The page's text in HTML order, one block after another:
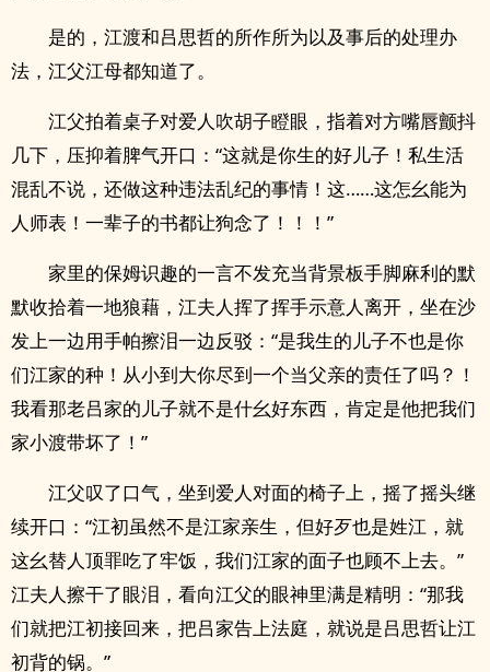
是的，江渡和吕思哲的所作所为以及事后的处理办
法，江父江母都知道了。
江父拍着桌子对爱人吹胡子瞪眼，指着对方嘴唇颤抖
几下，压抑着脾气开口：“这就是你生的好儿子！私生活
混乱不说，还做这种违法乱纪的事情！这……这怎幺能为
人师表！一辈子的书都让狗念了！！！”
家里的保姆识趣的一言不发充当背景板手脚麻利的默
默收拾着一地狼藉，江夫人挥了挥手示意人离开，坐在沙
发上一边用手帕擦泪一边反驳：“是我生的儿子不也是你
们江家的种！从小到大你尽到一个当父亲的责任了吗？！
我看那老吕家的儿子就不是什幺好东西，肯定是他把我们
家小渡带坏了！”
江父叹了口气，坐到爱人对面的椅子上，摇了摇头继
续开口：“江初虽然不是江家亲生，但好歹也是姓江，就
这幺替人顶罪吃了牢饭，我们江家的面子也顾不上去。”
江夫人擦干了眼泪，看向江父的眼神里满是精明：“那我
们就把江初接回来，把吕家告上法庭，就说是吕思哲让江
初背的锅。”